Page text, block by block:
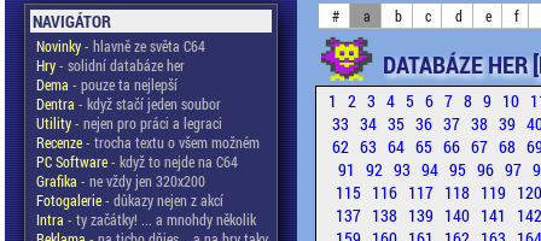
NAVIGÁTOR
Novinky- hlavně ze světa C64
Hry- solidní databáze her
Dema - pouze ta nejlepší
Dentra - když stačí jeden soubor
Utility- nejen pro práci a legraci
Recenze- trocha textu o všem možném
PC Software- když to nejde na C64
Grafika - ne vždy jen 320x200
Fotogalerie- důkazy nejen z akcí
Intra - ty začátky! ... a mnohdy několik
# a b c d e f
DATABÁZE
1 2 3 4 5 6 7 8 9 10
33 34 35 36 37 38 39
62 63 64 65 66 67 68
91 92 93 94 95 96 97
115 116 117 118 119
137 138 139 140 141